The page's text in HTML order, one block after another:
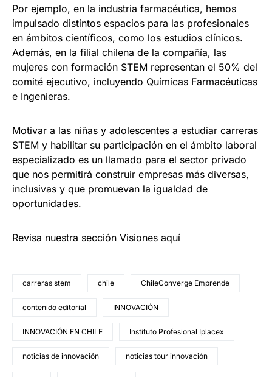
Por ejemplo, en la industria farmacéutica, hemos
impulsado distintos espacios para las profesionales
en ámbitos científicos, como los estudios clínicos.
Además, en la filial chilena de la compañía, las
mujeres con formación STEM representan el 50% del
comité ejecutivo, incluyendo Químicas Farmacéuticas
e Ingenieras.
Motivar a las niñas y adolescentes a estudiar carreras
STEM y habilitar su participación en el ámbito laboral
especializado es un llamado para el sector privado
que nos permitirá construir empresas más diversas,
inclusivas y que promuevan la igualdad de
oportunidades.
Revisa nuestra sección Visiones aquí
carreras stem chile ChileConverge Emprende
contenido editorial INNOVACIÓN
INNOVACIÓN EN CHILE Instituto Profesional Iplacex
noticias de innovación noticias tour innovación